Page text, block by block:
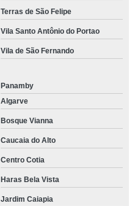
Terras de São Felipe
Vila Santo Antônio do Portao
Vila de São Fernando
Panamby
Algarve
Bosque Vianna
Caucaia do Alto
Centro Cotia
Haras Bela Vista
Jardim Caiapia